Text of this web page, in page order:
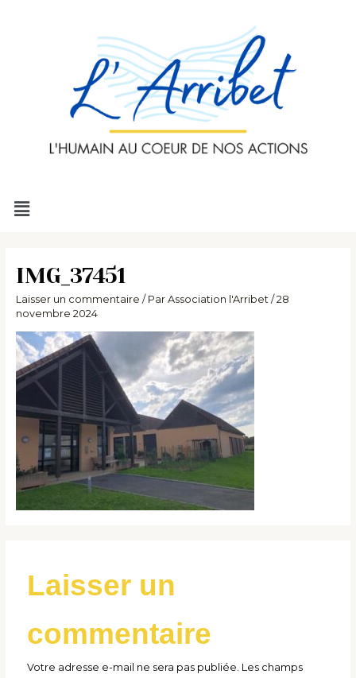
Menu
IMG_37451
Laisser un commentaire / Par Association l'Arribet / 28
novembre 2024
Laisser un
commentaire
Votre adresse e-mail ne sera pas publiée. Les champs